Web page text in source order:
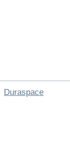
Duraspace